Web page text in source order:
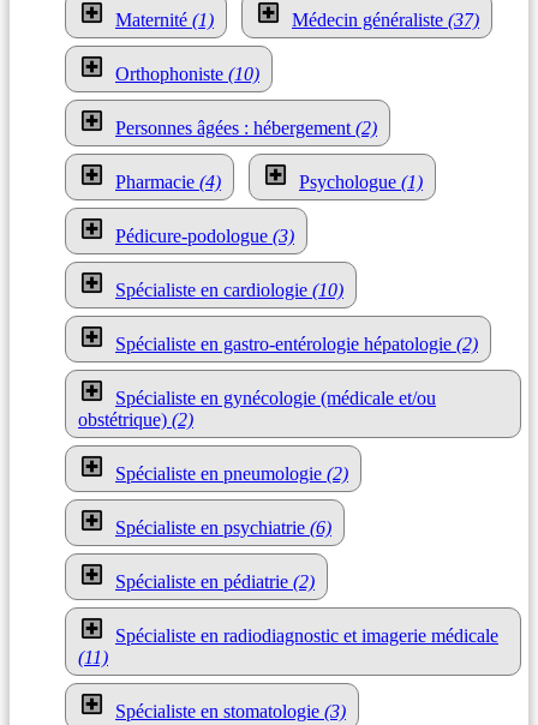
Maternité (1) Médecin généraliste (37)
Orthophoniste (10)
Personnes âgées : hébergement (2)
Pharmacie (4) Psychologue (1)
Pédicure-podologue (3)
Spécialiste en cardiologie (10)
Spécialiste en gastro-entérologie hépatologie (2)
Spécialiste en gynécologie (médicale et/ou
obstétrique) (2)
Spécialiste en pneumologie (2)
Spécialiste en psychiatrie (6)
Spécialiste en pédiatrie (2)
Spécialiste en radiodiagnostic et imagerie médicale
(11)
Spécialiste en stomatologie (3)